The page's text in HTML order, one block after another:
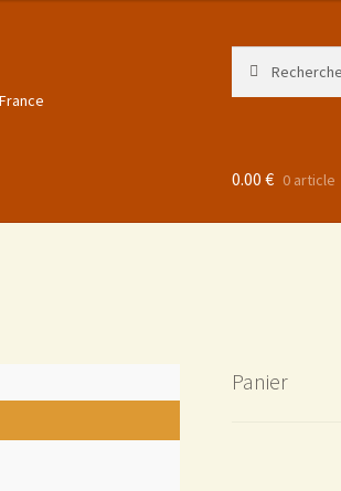
0.00 € 0 article
Panier